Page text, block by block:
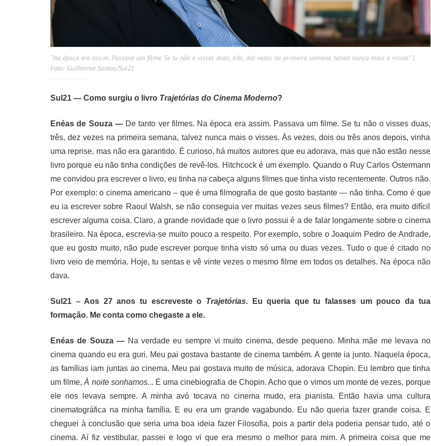
“Na época era assim. Passava um filme. Se tu não o visses duas, três, dez vezes na primeira semana, talvez nunca mais o visses” |
Foto: Guilherme Santos/Sul21
Sul21 — Como surgiu o livro Trajetórias do Cinema Moderno?
Enéas de Souza — De tanto ver filmes. Na época era assim. Passava um filme. Se tu não o visses duas,
três, dez vezes na primeira semana, talvez nunca mais o visses. Às vezes, dois ou três anos depois, vinha
uma reprise, mas não era garantido. É curioso, há muitos autores que eu adorava, mas que não estão nesse
livro porque eu não tinha condições de revê-los. Hitchcock é um exemplo. Quando o Ruy Carlos Ostermann
me convidou pra escrever o livro, eu tinha na cabeça alguns filmes que tinha visto recentemente. Outros não.
Por exemplo: o cinema americano – que é uma filmografia de que gosto bastante — não tinha. Como é que
eu ia escrever sobre Raoul Walsh, se não conseguia ver muitas vezes seus filmes? Então, era muito difícil
escrever alguma coisa. Claro, a grande novidade que o livro possui é a de falar longamente sobre o cinema
brasileiro. Na época, escrevia-se muito pouco a respeito. Por exemplo, sobre o Joaquim Pedro de Andrade,
que eu gosto muito, não pude escrever porque tinha visto só uma ou duas vezes. Tudo o que é citado no
livro veio de memória. Hoje, tu sentas e vê vinte vezes o mesmo filme em todos os detalhes. Na época não
dava.
Sul21 – Aos 27 anos tu escreveste o Trajetórias. Eu queria que tu falasses um pouco da tua
formação. Me conta como chegaste a ele.
Enéas de Souza — Na verdade eu sempre vi muito cinema, desde pequeno. Minha mãe me levava no
cinema quando eu era guri. Meu pai gostava bastante de cinema também. A gente ia junto. Naquela época,
as famílias iam juntas ao cinema. Meu pai gostava muito de música, adorava Chopin. Eu lembro que tinha
um filme,À noite sonhamos... É uma cinebiografia de Chopin. Acho que o vimos um monte de vezes, porque
ele nos levava sempre. A minha avó tocava no cinema mudo, era pianista. Então havia uma cultura
cinematográfica na minha família. E eu era um grande vagabundo. Eu não queria fazer grande coisa. E
cheguei à conclusão que seria uma boa ideia fazer Filosofia, pois a partir dela poderia pensar tudo, até o
cinema. Aí fiz vestibular, passei e logo vi que era mesmo o melhor para mim. A primeira coisa que me